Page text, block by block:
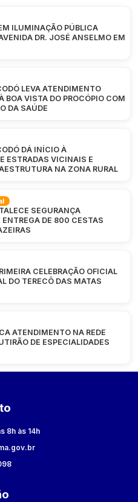
ILUMINAÇÃO PÚBLICA
DR. JOSÉ ANSELMO EM
LEVA ATENDIMENTO
BOA VISTA DO PROCÓPIO COM
DA SAÚDE
DÁ INÍCIO À
ESTRADAS VICINAIS E
NA ZONA RURAL
SEGURANÇA
DE 800 CESTAS
CELEBRAÇÃO OFICIAL
DO TERECÔ DAS MATAS
ATENDIMENTO NA REDE
DE ESPECIALIDADES
8h às 14h